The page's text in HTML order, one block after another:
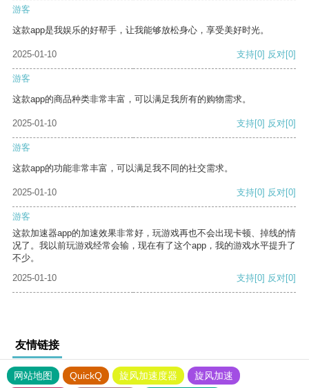
游客
这款app是我娱乐的好帮手，让我能够放松身心，享受美好时光。
2025-01-10 支持[0] 反对[0]
游客
这款app的商品种类非常丰富，可以满足我所有的购物需求。
2025-01-10 支持[0] 反对[0]
游客
这款app的功能非常丰富，可以满足我不同的社交需求。
2025-01-10 支持[0] 反对[0]
游客
这款加速器app的加速效果非常好，玩游戏再也不会出现卡顿、掉线的情
况了。我以前玩游戏经常会输，现在有了这个app，我的游戏水平提升了
不少。
2025-01-10
支持[0] 反对[0]
友情链接
网站地图 QuickQ 旋风加速度器
旋风加速